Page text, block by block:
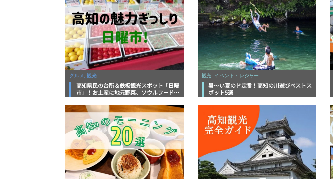
グルメ, 観光
高知県民の台所＆鉄板観光スポット「日曜
市」！お土産に地元野菜、ソウルフードま
底解説！
観光, イベント・レジャー
暑～い夏のド定番！高知の川遊びベストス
ポット5選